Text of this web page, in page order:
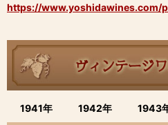
https://www.yoshidawines.com/
1941年 1942年 1943